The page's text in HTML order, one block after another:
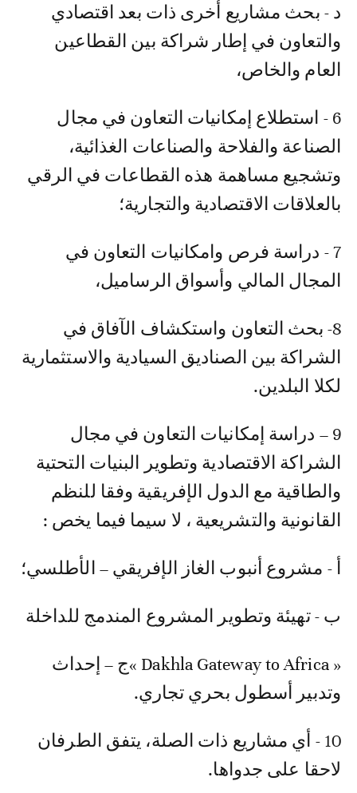
د - بحث مشاريع أخرى ذات بعد اقتصادي
والتعاون في إطار شراكة بين القطاعين
العام والخاص،
6 - استطلاع إمكانيات التعاون في مجال
الصناعة والفلاحة والصناعات الغذائية،
وتشجيع مساهمة هذه القطاعات في الرقي
بالعلاقات الاقتصادية والتجارية؛
7 - دراسة فرص وامكانيات التعاون في
المجال المالي وأسواق الرساميل،
8- بحث التعاون واستكشاف الآفاق في
الشراكة بين الصناديق السيادية والاستثمارية
لكلا البلدين.
9 – دراسة إمكانيات التعاون في مجال
الشراكة الاقتصادية وتطوير البنيات التحتية
والطاقية مع الدول الإفريقية وفقا للنظم
القانونية والتشريعية ، لا سيما فيما يخص :
أ - مشروع أنبوب الغاز الإفريقي – الأطلسي؛
ب - تهيئة وتطوير المشروع المندمج للداخلة
« Dakhla Gateway to Africa »ج – إحداث
وتدبير أسطول بحري تجاري.
10 - أي مشاريع ذات الصلة، يتفق الطرفان
لاحقا على جدواها.